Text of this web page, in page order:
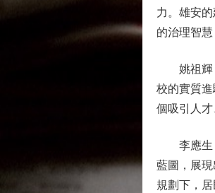
力。雄安
的治理智慧
姚祖輝：
校的實質
個吸引人才
李應生：
藍圖，展
規劃下，